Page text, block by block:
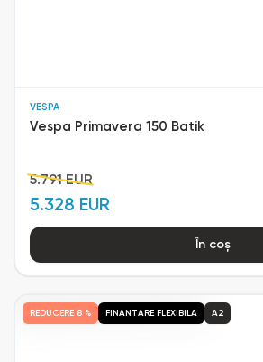
VESPA
Vespa Primavera 150 Batik
5.791 EUR
5.328 EUR
În coș
REDUCERE 8 % FINANTARE FLEXIBILA A2